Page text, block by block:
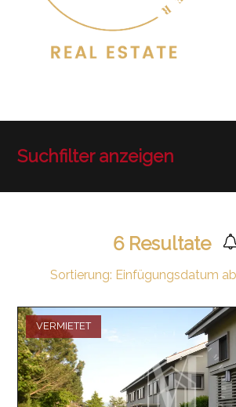
Suchfilter anzeigen
6Resultate
Sortierung: Einfügungsdatum
VERMIETET